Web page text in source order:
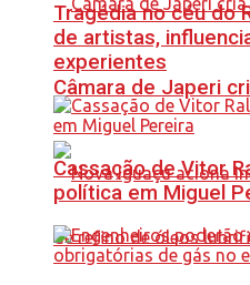
Câmara de Japeri
Tragédia no céu do
de artistas,
experientes
Cassação de Vitor
política em Miguel